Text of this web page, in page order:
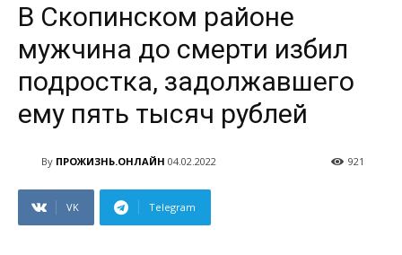
В Скопинском районе
мужчина до смерти избил
подростка, задолжавшего
ему пять тысяч рублей
By ПРОЖИЗНЬ.ОНЛАЙН 04.02.2022 921
VK Telegram